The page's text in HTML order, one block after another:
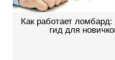
Как работает ломбард:
гид для